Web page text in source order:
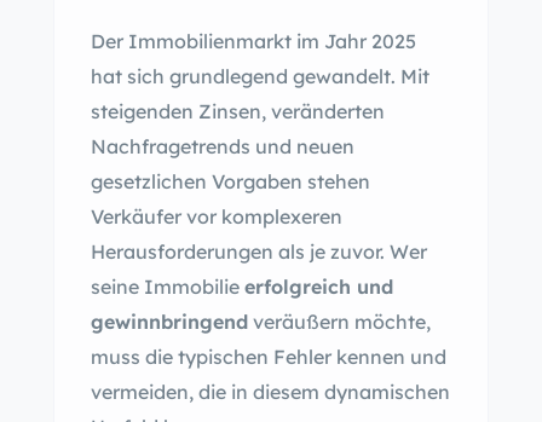
Der Immobilienmarkt im Jahr 2025
hat sich grundlegend gewandelt. Mit
steigenden Zinsen, veränderten
Nachfragetrends und neuen
gesetzlichen Vorgaben stehen
Verkäufer vor komplexeren
Herausforderungen als je zuvor. Wer
seine Immobilie erfolgreich und
gewinnbringend veräußern möchte,
muss die typischen Fehler kennen und
vermeiden, die in diesem dynamischen